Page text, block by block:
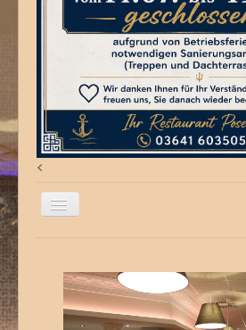
<
Aktuelles
Speisekarte